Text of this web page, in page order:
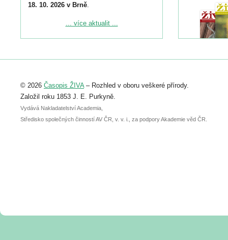
18. 10. 2026 v Brně.
Podrobnější informace ke konferenci
Registrovat se můžete do 6. září.
abstraktu přihlášené přednášky nebo
posteru je už 30. června.
... více aktualit ...
© 2026 Časopis ŽIVA– Rozhled v oboru veškeré přírody.
Založil roku 1853 J. E. Purkyně.
Vydává Nakladatelství Academia,
Středisko společných činností AV ČR, v. v. i., za podpory Akademie věd ČR.